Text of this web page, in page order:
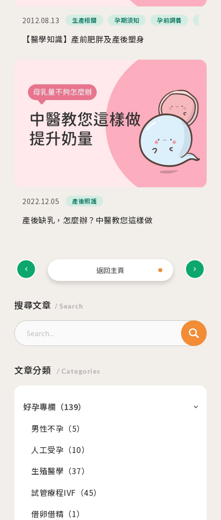
2012.08.13 生產相關 孕期須知 孕前調養
【醫學知識】產前肥胖及產後塑身
2022.12.05 產後照護
產後缺乳，怎麼辦？中醫教您這樣做
返回主頁
搜尋文章 / Search
文章分類 / Categories
好孕專欄（139）
男性不孕（5）
人工受孕（10）
生殖醫學（37）
試管療程IVF（45）
借卵借精（1）